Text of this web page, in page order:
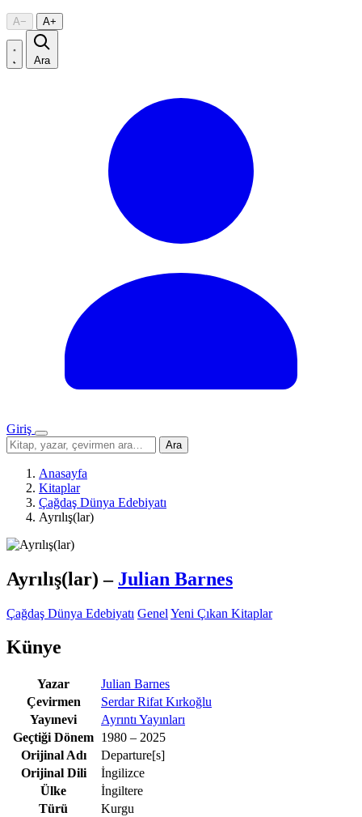
A− A+
Ara
Giriş
Menü
Sitede
ara
Ara
Anasayfa
Kitaplar
Çağdaş Dünya Edebiyatı
Ayrılış(lar)
Ayrılış(lar)– Julian Barnes
Çağdaş Dünya Edebiyatı Genel Yeni Çıkan Kitaplar
Künye
Yazar
Julian Barnes
Çevirmen
Serdar Rifat Kırkoğlu
Yayınevi
Ayrıntı Yayınları
Geçtiği Dönem 1980 – 2025
Orijinal Adı
Departure[s]
Orijinal Dili
İngilizce
Ülke
İngiltere
Türü
Kurgu